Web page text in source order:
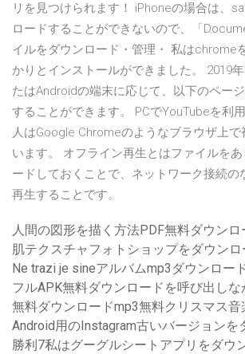
リを見つけられます！ iPhoneの場合は、
ロードすることができないので、「
イルをダウンロード・管理・ 私はchrome
かりとインストールができました。 2019
たはAndroidの端末に応じて、以下のペー
することができます。 PCでYouTubeを利
人はGoogle Chromeのようなブラウザ上
います。 オフライン再生とはファイルを
ードしておくことで、ネットワーク接続の
再生することです。
人間の図形を描く方法PDF無料ダウンロ
肌テクスチャフォトショップをダウンロ
Ne trazi je sineアルバムmp3ダウンロー
フルAPK無料ダウンロードを呼び出しな
無料ダウンロードmp3無料クリスマス音
Android用のInstagram古いバージョンを
勝利7私はグーグルシートアプリをダウ